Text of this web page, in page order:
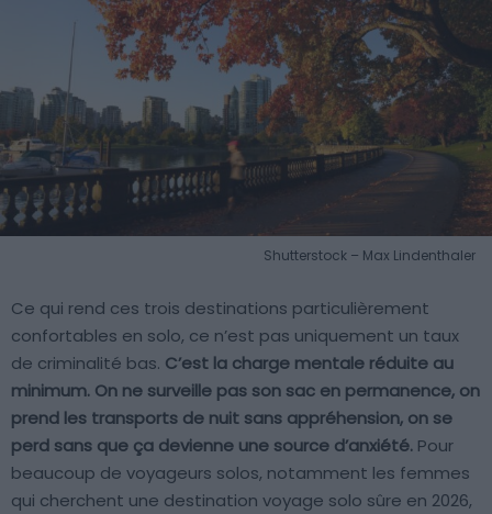
Shutterstock – Max Lindenthaler
Ce qui rend ces trois destinations particulièrement
confortables en solo, ce n’est pas uniquement un taux
de criminalité bas. C’est la charge mentale réduite au
minimum. On ne surveille pas son sac en permanence, on
prend les transports de nuit sans appréhension, on se
perd sans que ça devienne une source d’anxiété. Pour
beaucoup de voyageurs solos, notamment les femmes
qui cherchent une destination voyage solo sûre en 2026,